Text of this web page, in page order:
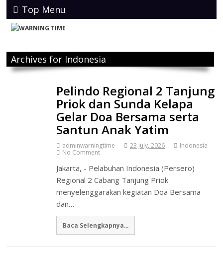
Top Menu
Archives for Indonesia
Pelindo Regional 2 Tanjung
Priok dan Sunda Kelapa
Gelar Doa Bersama serta
Santun Anak Yatim
adminwarningtime 23 July, 2026
Indonesia
No Comment
Jakarta, - Pelabuhan Indonesia (Persero)
Regional 2 Cabang Tanjung Priok
menyelenggarakan kegiatan Doa Bersama
dan…
Baca Selengkapnya...